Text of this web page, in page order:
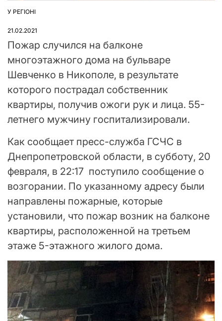
ОПУБЛІКУВАТИ
У РЕГІОНІ
21.02.2021
Пожар случился на балконе
многоэтажного дома на бульваре
Шевченко в Никополе, в результате
которого пострадал собственник
квартиры, получив ожоги рук и лица. 55-
летнего мужчину госпитализировали.
Как сообщает пресс-служба ГСЧС в
Днепропетровской области, в субботу, 20
февраля, в 22:17 поступило сообщение о
возгорании. По указанному адресу были
направлены пожарные, которые
установили, что пожар возник на балконе
квартиры, расположенной на третьем
этаже 5-этажного жилого дома.